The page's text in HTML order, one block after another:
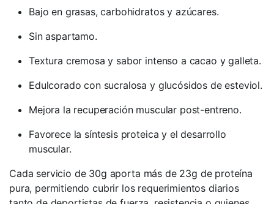
Bajo en grasas, carbohidratos y azúcares.
Sin aspartamo.
Textura cremosa y sabor intenso a cacao y galleta.
Edulcorado con sucralosa y glucósidos de esteviol.
Mejora la recuperación muscular post-entreno.
Favorece la síntesis proteica y el desarrollo
muscular.
Cada servicio de 30g aporta más de 23g de proteína
pura, permitiendo cubrir los requerimientos diarios